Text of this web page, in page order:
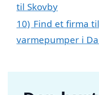
til Skovby
10) Find et firma
varmepumper i